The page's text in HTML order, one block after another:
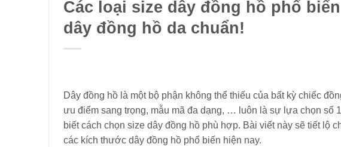
Các loại size dây đồng hồ phổ
dây đồng hồ da chuẩn!
Dây đồng hồ là một bộ phận không thể thiếu của bất kỳ chiếc
ưu điểm sang trọng, mẫu mã đa dạng, … luôn là sự lựa chọn số
biết cách chọn size dây đồng hồ phù hợp. Bài viết này sẽ tiết lộ
các kích thước dây đồng hồ phổ biến hiện nay.